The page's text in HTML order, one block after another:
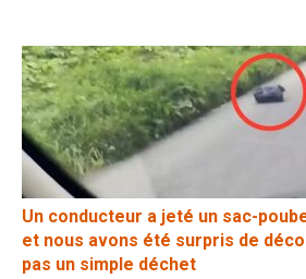
Un conducteur a jeté un sac-
et nous avons été surpris de
pas un simple déchet